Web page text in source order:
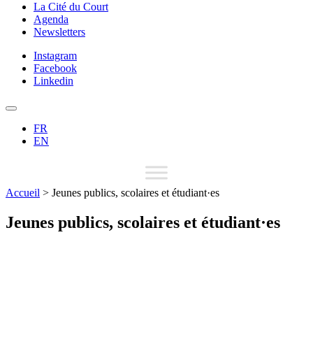
La Cité du Court
Agenda
Newsletters
Instagram
Facebook
Linkedin
FR
EN
Accueil > Jeunes publics, scolaires et étudiant·es
Jeunes publics, scolaires et étudiant·es